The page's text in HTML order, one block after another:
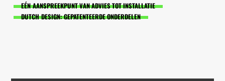
EÉN AANSPREEKPUNT VAN ADVIES TOT INSTALLATIE
DUTCH DESIGN: GEPATENTEERDE ONDERDELEN